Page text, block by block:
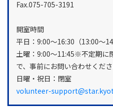
Fax.075-705-3191
開室時間
平日：9:00～16:30（13:00～
土曜：9:00～11:45※不定期に
で、事前にお問い合わせくださ
日曜・祝日：閉室
volunteer-